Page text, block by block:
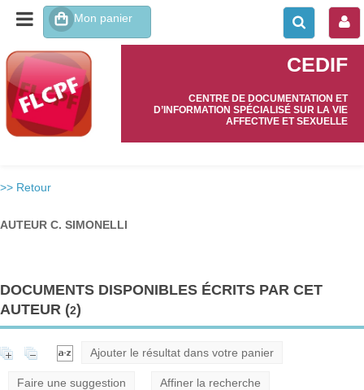
CEDIF
CENTRE DE DOCUMENTATION ET
D’INFORMATION SPÉCIALISÉ SUR LA VIE
AFFECTIVE ET SEXUELLE
>> Retour
AUTEUR C. SIMONELLI
DOCUMENTS DISPONIBLES ÉCRITS PAR CET
AUTEUR (2)
Ajouter le résultat dans votre panier
Faire une suggestion Affiner la recherche